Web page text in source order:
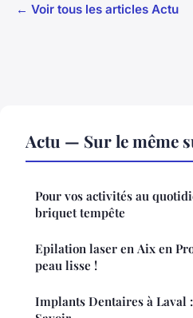
← Voir tous les articles Actu
Actu — Sur le même
Pour vos activités au
briquet tempête
Epilation laser en Aix en
peau lisse !
Implants Dentaires à Laval